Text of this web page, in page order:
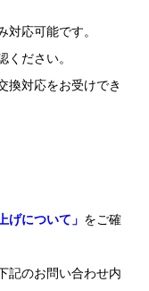
応可能です。
ください。
換対応をお受けでき
げについて」 をご確
記のお問い合わせ内